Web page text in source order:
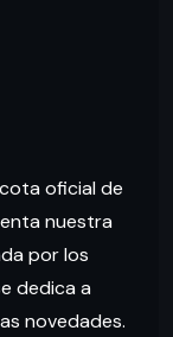
oficial de
nuestra
por los
dedica a
novedades.